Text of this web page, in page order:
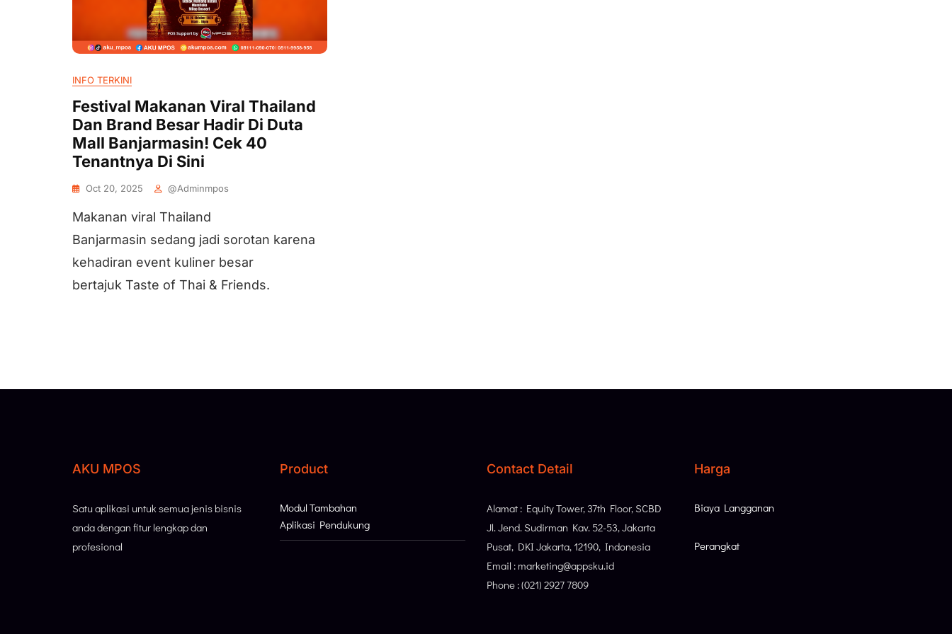
INFO TERKINI
Festival Makanan Viral Thailand
Dan Brand Besar Hadir Di Duta
Mall Banjarmasin! Cek 40
Tenantnya Di Sini
Oct 20, 2025 @adminmpos
Makanan viral Thailand
Banjarmasin sedang jadi sorotan karena
kehadiran event kuliner besar
bertajuk Taste of Thai & Friends.
AKU MPOS
Satu aplikasi untuk semua jenis bisnis
anda dengan fitur lengkap dan
profesional
Product
Modul Tambahan
Aplikasi Pendukung
Contact Detail
Alamat : Equity Tower, 37th Floor, SCBD
Jl. Jend. Sudirman Kav. 52-53, Jakarta
Pusat, DKI Jakarta, 12190, Indonesia
Email : marketing@appsku.id
Phone : (021) 2927 7809
Harga
Biaya Langganan
Perangkat